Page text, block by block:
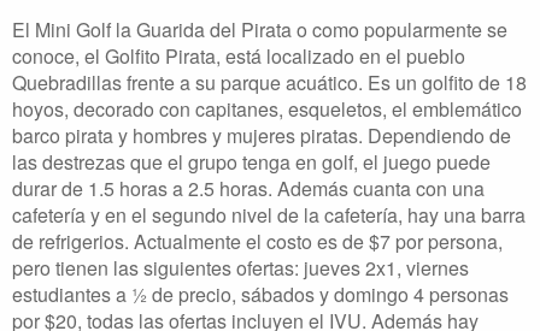
El Mini Golf la Guarida del Pirata o como popularmente se
conoce, el Golfito Pirata, está localizado en el pueblo
Quebradillas frente a su parque acuático. Es un golfito de 18
hoyos, decorado con capitanes, esqueletos, el emblemático
barco pirata y hombres y mujeres piratas. Dependiendo de
las destrezas que el grupo tenga en golf, el juego puede
durar de 1.5 horas a 2.5 horas. Además cuanta con una
cafetería y en el segundo nivel de la cafetería, hay una barra
de refrigerios. Actualmente el costo es de $7 por persona,
pero tienen las siguientes ofertas: jueves 2x1, viernes
estudiantes a ½ de precio, sábados y domingo 4 personas
por $20, todas las ofertas incluyen el IVU. Además hay